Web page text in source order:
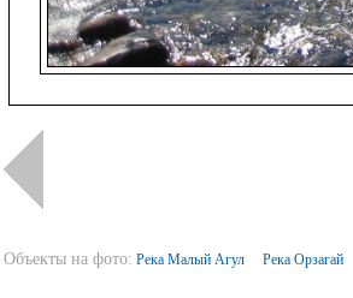
Объекты на фото: Река Малый Агул Река Орзагай